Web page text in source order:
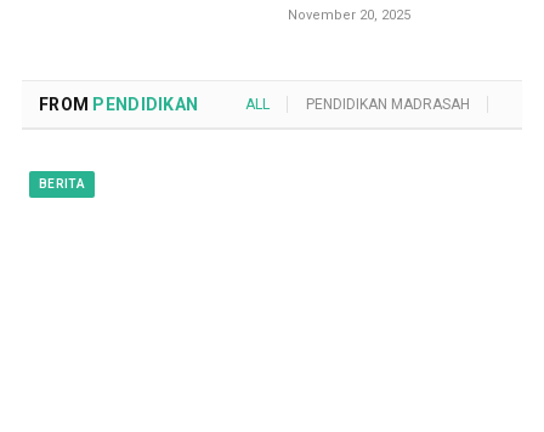
November 20, 2025
FROM PENDIDIKAN ALL PENDIDIKAN MADRASAH
BERITA